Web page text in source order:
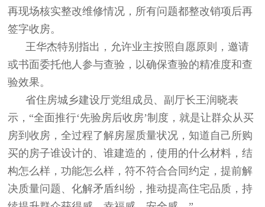
再现场核实整改维修情况，所有问题都整改销项后再
签字收房。
王华杰特别指出，允许业主按照自愿原则，邀请
或书面委托他人参与查验，以确保查验的精准度和查
验效果。
省住房城乡建设厅党组成员、副厅长王润晓表
示，“全面推行‘先验房后收房’制度，就是让群众从买
房到收房，全过程了解房屋质量状况，知道自己所购
买的房子谁设计的、谁建造的，使用的什么材料，结
构怎么样，功能怎么样，符不符合合同约定，提前解
决质量问题、化解矛盾纠纷，推动提高住宅品质，持